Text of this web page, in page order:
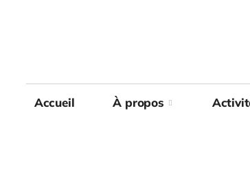
Accueil À propos
Accueil À propos